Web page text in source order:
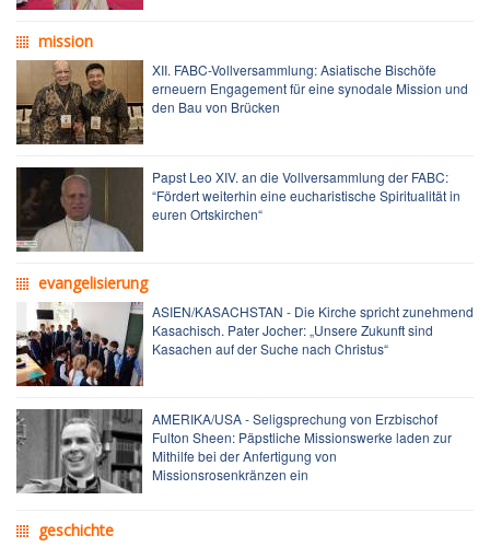
mission
XII. FABC-Vollversammlung: Asiatische Bischöfe
erneuern Engagement für eine synodale Mission und
den Bau von Brücken
Papst Leo XIV. an die Vollversammlung der FABC:
“Fördert weiterhin eine eucharistische Spiritualität in
euren Ortskirchen“
evangelisierung
ASIEN/KASACHSTAN - Die Kirche spricht zunehmend
Kasachisch. Pater Jocher: „Unsere Zukunft sind
Kasachen auf der Suche nach Christus“
AMERIKA/USA - Seligsprechung von Erzbischof
Fulton Sheen: Päpstliche Missionswerke laden zur
Mithilfe bei der Anfertigung von
Missionsrosenkränzen ein
geschichte